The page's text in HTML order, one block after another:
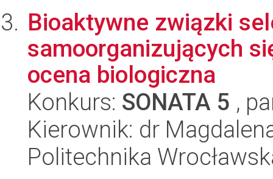
Bioaktywne związki
samoorganizujących
ocena biologiczna
Konkurs: SONATA 5 ,
Kierownik: dr
Politechnika